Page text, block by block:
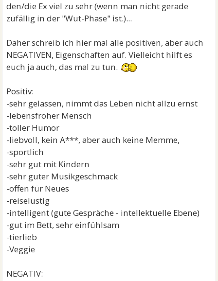
den/die Ex viel zu sehr (wenn man nicht gerade
zufällig in der "Wut-Phase" ist.)...
Daher schreib ich hier mal alle positiven, aber auch
NEGATIVEN, Eigenschaften auf. Vielleicht hilft es
euch ja auch, das mal zu tun.
Positiv:
-sehr gelassen, nimmt das Leben nicht allzu ernst
-lebensfroher Mensch
-toller Humor
-liebvoll, kein A***, aber auch keine Memme,
-sportlich
-sehr gut mit Kindern
-sehr guter Musikgeschmack
-offen für Neues
-reiselustig
-intelligent (gute Gespräche - intellektuelle Ebene)
-gut im Bett, sehr einfühlsam
-tierlieb
-Veggie
NEGATIV: